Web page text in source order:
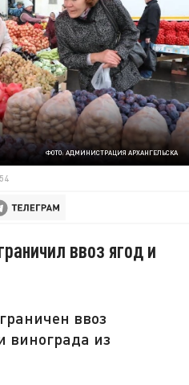
ФОТО: АДМИНИСТРАЦИЯ АРХАНГЕЛЬСКА
ввоз ягод и
ввоз
винограда из